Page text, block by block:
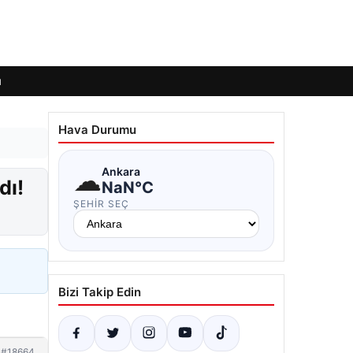
Hava Durumu
☁Ankara
NaN°C
ŞEHIR SEÇ
Bizi Takip Edin